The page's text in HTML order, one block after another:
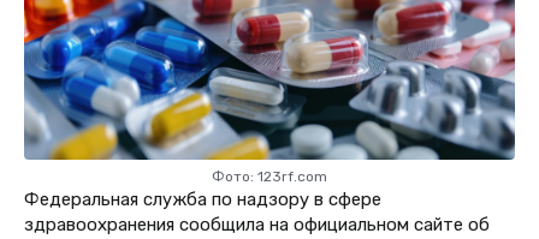
Фото: 123rf.com
Федеральная служба по надзору в сфере
здравоохранения сообщила на официальном сайте об